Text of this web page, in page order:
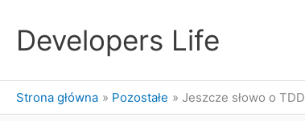
treściDevelopers Life
Strona główna Pozostałe Jeszcze słowo o TDD